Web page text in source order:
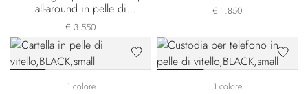
all-around in pelle di
coccodrillo opaca
€ 3.550
€ 1.850
1 colore 1 colore